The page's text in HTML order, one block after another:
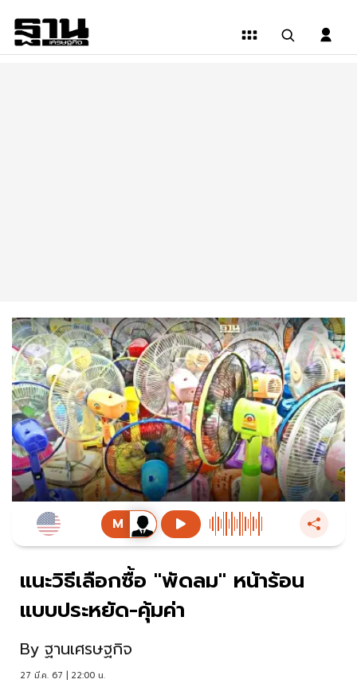
แนะวิธีเลือกซื้อ "พัดลม" หน้าร้อน
แบบประหยัด-คุ้มค่า
By ฐานเศรษฐกิจ
27 มี.ค. 67 | 22:00 น.